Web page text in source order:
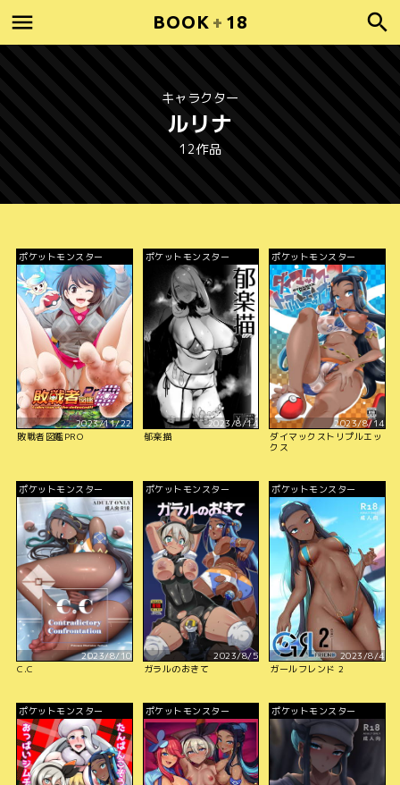
BOOK + 18
キャラクター
ルリナ
12作品
ポケットモンスター
2023/11/22
敗戦者図鑑PRO
ポケットモンスター
2023/8/14
郁楽描
ポケットモンスター
2023/8/14
ダイマックストリプルエッ
クス
ポケットモンスター
2023/8/10
C.C
ポケットモンスター
2023/8/5
ガラルのおきて
ポケットモンスター
2023/8/4
ガールフレンド 2
ポケットモンスター ポケットモンスター ポケットモンスター